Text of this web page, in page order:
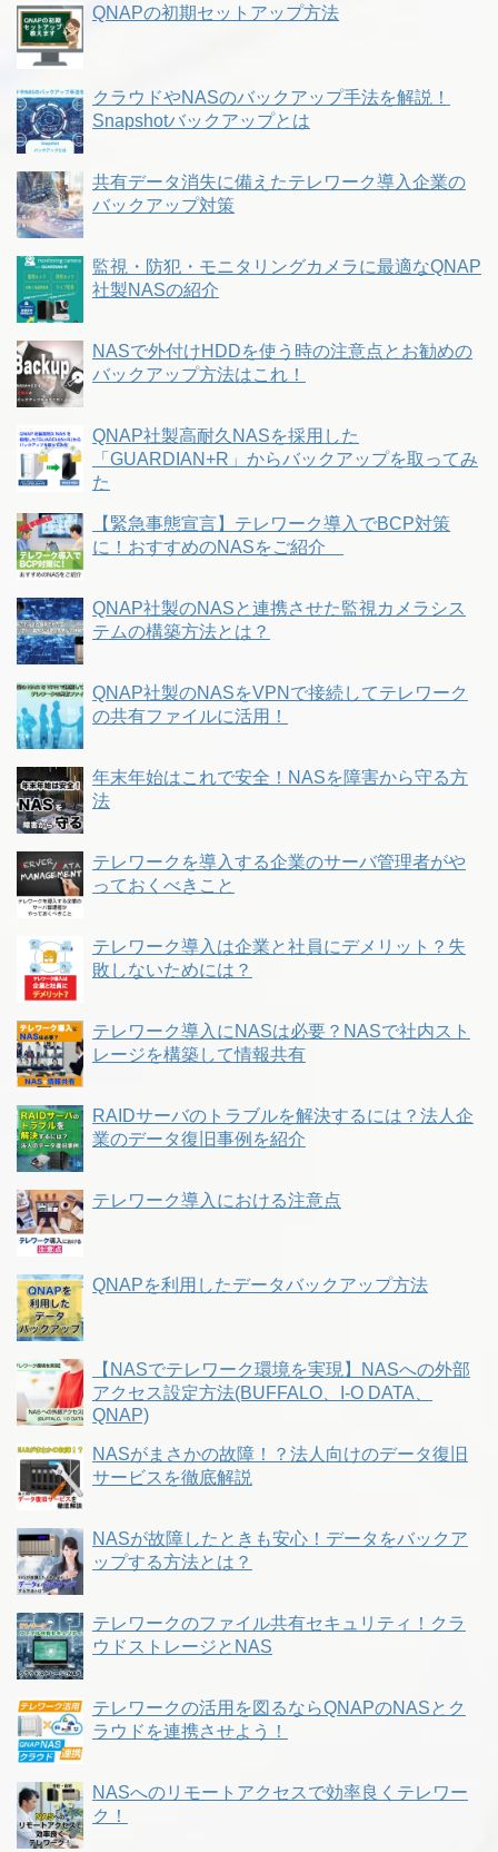
QNAPの初期セットアップ方法
クラウドやNASのバックアップ手法を解説！
Snapshotバックアップとは
共有データ消失に備えたテレワーク導入企業の
バックアップ対策
監視・防犯・モニタリングカメラに最適なQNAP
社製NASの紹介
NASで外付けHDDを使う時の注意点とお勧めの
バックアップ方法はこれ！
QNAP社製高耐久NASを採用した
「GUARDIAN+R」からバックアップを取ってみ
た
【緊急事態宣言】テレワーク導入でBCP対策
に！おすすめのNASをご紹介
QNAP社製のNASと連携させた監視カメラシス
テムの構築方法とは？
QNAP社製のNASをVPNで接続してテレワーク
の共有ファイルに活用！
年末年始はこれで安全！NASを障害から守る方
法
テレワークを導入する企業のサーバ管理者がや
っておくべきこと
テレワーク導入は企業と社員にデメリット？失
敗しないためには？
テレワーク導入にNASは必要？NASで社内スト
レージを構築して情報共有
RAIDサーバのトラブルを解決するには？法人企
業のデータ復旧事例を紹介
テレワーク導入における注意点
QNAPを利用したデータバックアップ方法
【NASでテレワーク環境を実現】NASへの外部
アクセス設定方法(BUFFALO、I-O DATA、
QNAP)
NASがまさかの故障！？法人向けのデータ復旧
サービスを徹底解説
NASが故障したときも安心！データをバックア
ップする方法とは？
テレワークのファイル共有セキュリティ！クラ
ウドストレージとNAS
テレワークの活用を図るならQNAPのNASとク
ラウドを連携させよう！
NASへのリモートアクセスで効率良くテレワー
ク！